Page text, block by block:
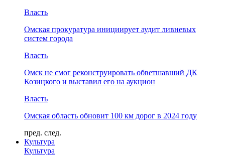
Власть
Омская прокуратура инициирует аудит ливневых
систем города
Власть
Омск не смог реконструировать обветшавший ДК
Козицкого и выставил его на аукцион
Власть
Омская область обновит 100 км дорог в 2024 году
пред. след.
Культура
Культура